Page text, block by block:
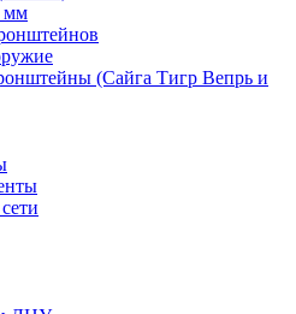
мм
(Сайга Тигр Вепрь и